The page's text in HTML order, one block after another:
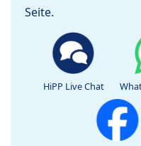
Seite.
HiPP Live Chat